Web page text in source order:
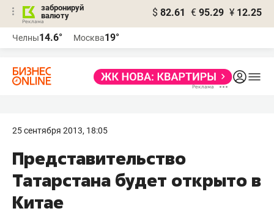
забронируй
валюту
$ 82.61 € 95.29 ¥ 12.25
Челны14.6° Москва19°
25 сентября 2013, 18:05
Представительство
Татарстана будет открыто в
Китае